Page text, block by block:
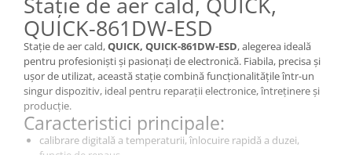
QUICK-861DW-ESD
Stație de aer cald,QUICK, QUICK-861DW-ESD, alegerea ideală
pentru profesioniști și pasionați de electronică. Fiabila, precisa și
ușor de utilizat, această stație combină funcționalitățile într-un
singur dispozitiv, ideal pentru reparații electronice, întreținere și
producție.
Caracteristici principale:
calibrare digitală a temperaturii, înlocuire rapidă a duzei,